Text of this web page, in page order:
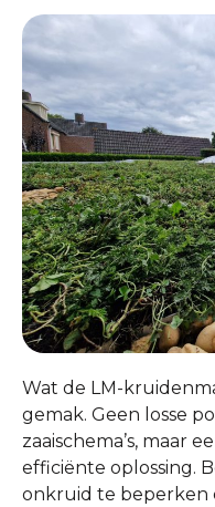
Wat de LM-
gemak. Geen losse
zaaischema’s, maar
efficiënte oplossing.
onkruid te beperken